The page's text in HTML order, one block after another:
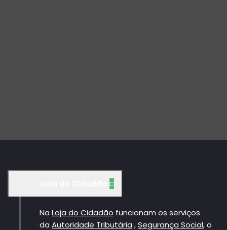
Na Loja do Cidadão funcionam os serviços
da Autoridade Tributária ,Segurança Social, o